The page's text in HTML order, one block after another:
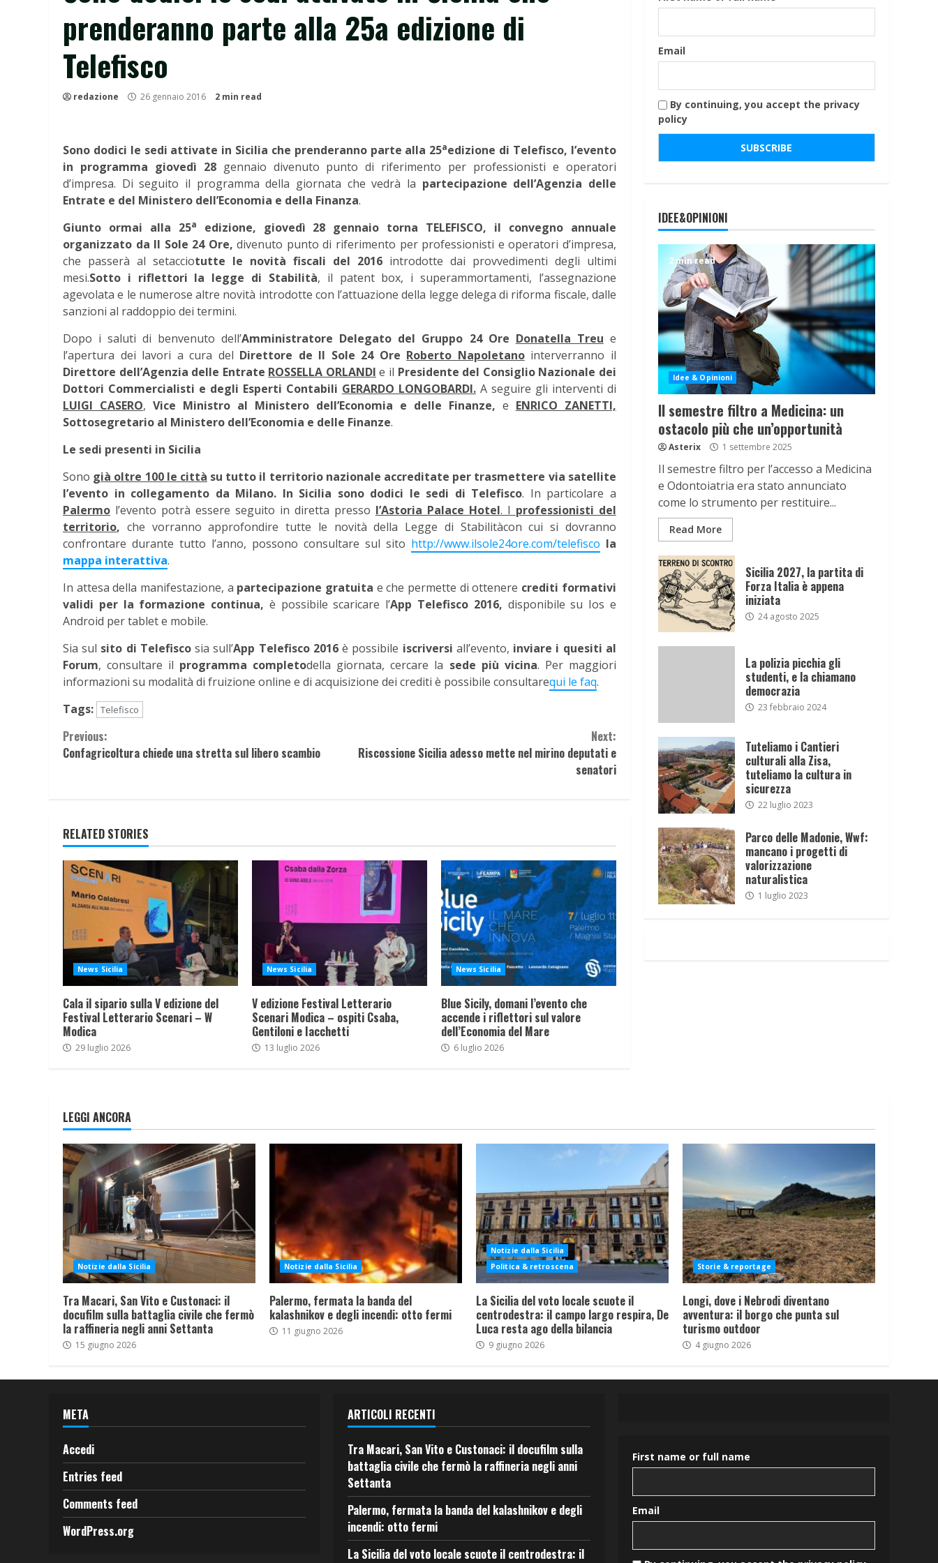
prenderanno parte alla 25a edizione di
Telefisco
redazione 26 gennaio 2016 2 min read
Sono dodici le sedi attivate in Sicilia che prenderanno parte alla 25aedizione di Telefisco, l’evento
in programma giovedì 28gennaio divenuto punto di riferimento per professionisti e operatori
d’impresa. Di seguito il programma della giornata che vedrà la partecipazione dell’Agenzia delle
Entrate e del Ministero dell’Economia e della Finanza.
Giunto ormai alla 25a
edizione, giovedì 28 gennaio torna TELEFISCO, il convegno annuale
organizzato da Il Sole 24 Ore,divenuto punto di riferimento per professionisti e operatori d’impresa,
che passerà al setacciotutte le novità fiscali del 2016 introdotte dai provvedimenti degli ultimi
mesi.Sotto i riflettori la legge di Stabilità, il patent box, i superammortamenti, l’assegnazione
agevolata e le numerose altre novità introdotte con l’attuazione della legge delega di riforma fiscale, dalle
sanzioni al raddoppio dei termini.
Dopo i saluti di benvenuto dell’Amministratore Delegato del Gruppo 24 Ore Donatella Treu e
l’apertura dei lavori a cura del Direttore de Il Sole 24 Ore Roberto Napoletanointerverranno il
Direttore dell’Agenzia delle Entrate ROSSELLA ORLANDI e il Presidente del Consiglio Nazionale dei
Dottori Commercialisti e degli Esperti Contabili GERARDO LONGOBARDI.A seguire gli interventi di
LUIGI CASERO, Vice Ministro al Ministero dell’Economia e delle Finanze, e ENRICO ZANETTI,
Sottosegretario al Ministero dell’Economia e delle Finanze.
Le sedi presenti in Sicilia
Sono già oltre 100 le città su tutto il territorio nazionale accreditate per trasmettere via satellite
l’evento in collegamento da Milano. In Sicilia sono dodici le sedi di Telefisco. In particolare a
Palermo l’evento potrà essere seguito in diretta presso l’Astoria Palace Hotel. I professionisti del
territorio, che vorranno approfondire tutte le novità della Legge di Stabilitàcon cui si dovranno
confrontare durante tutto l’anno, possono consultare sul sito http://www.ilsole24ore.com/telefisco la
mappa interattiva.
In attesa della manifestazione, a partecipazione gratuita e che permette di ottenere crediti formativi
validi per la formazione continua, è possibile scaricare l’App Telefisco 2016, disponibile su Ios e
Android per tablet e mobile.
Sia sul sito di Telefiscosia sull’App Telefisco 2016è possibile iscriversi all’evento, inviare i quesiti al
Forum, consultare il programma completodella giornata, cercare la sede più vicina. Per maggiori
informazioni su modalità di fruizione online e di acquisizione dei crediti è possibile consultarequi le faq.
Tags: Telefisco
Continue
Reading
Previous:
Confagricoltura chiede una stretta sul libero scambio
Next:
Riscossione Sicilia adesso mette nel mirino deputati e
senatori
RELATED STORIES
News Sicilia
Cala il sipario sulla V edizione del
Festival Letterario Scenari – W
Modica
29 luglio 2026
News Sicilia
V edizione Festival Letterario
Scenari Modica – ospiti Csaba,
Gentiloni e Iacchetti
13 luglio 2026
News Sicilia
Blue Sicily, domani l’evento che
accende i riflettori sul valore
dell’Economia del Mare
6 luglio 2026
Email
By continuing, you accept the privacy
policy
IDEE&OPINIONI
2 min read
Idee & Opinioni
Il semestre filtro a Medicina: un
ostacolo più che un’opportunità
Asterix 1 settembre 2025
Il semestre filtro per l’accesso a Medicina
e Odontoiatria era stato annunciato
come lo strumento per restituire...
Read More
Sicilia 2027, la partita di
Forza Italia è appena
iniziata
24 agosto 2025
La polizia picchia gli
studenti, e la chiamano
democrazia
23 febbraio 2024
Tuteliamo i Cantieri
culturali alla Zisa,
tuteliamo la cultura in
sicurezza
22 luglio 2023
Parco delle Madonie, Wwf:
mancano i progetti di
valorizzazione
naturalistica
1 luglio 2023
LEGGI ANCORA
Notizie dalla Sicilia
Tra Macari, San Vito e Custonaci: il
docufilm sulla battaglia civile che fermò
la raffineria negli anni Settanta
15 giugno 2026
Notizie dalla Sicilia
Palermo, fermata la banda del
kalashnikov e degli incendi: otto fermi
11 giugno 2026
Notizie dalla Sicilia
Politica & retroscena
La Sicilia del voto locale scuote il
centrodestra: il campo largo respira, De
Luca resta ago della bilancia
9 giugno 2026
Storie & reportage
Longi, dove i Nebrodi diventano
avventura: il borgo che punta sul
turismo outdoor
4 giugno 2026
META
Accedi
Entries feed
Comments feed
WordPress.org
ARTICOLI RECENTI
Tra Macari, San Vito e Custonaci: il docufilm sulla
battaglia civile che fermò la raffineria negli anni
Settanta
Palermo, fermata la banda del kalashnikov e degli
incendi: otto fermi
La Sicilia del voto locale scuote il centrodestra: il
First name or full name
Email